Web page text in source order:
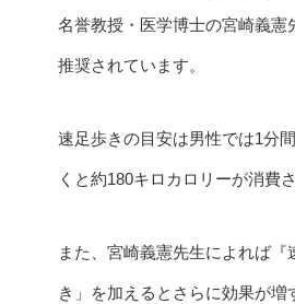
名誉教授・医学博士の宮崎義
推奨されています。
速足歩きの目安は男性では1分
くと約180キロカロリーが消費
また、宮崎義憲先生によれば
き」を加えるとさらに効果が増